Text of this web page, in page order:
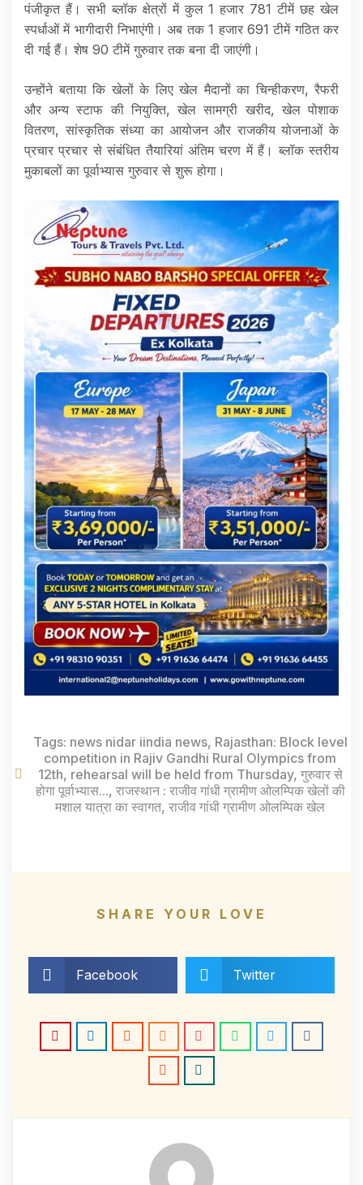
पंजीकृत हैं। सभी ब्लॉक क्षेत्रों में कुल 1 हजार 781 टीमें छह खेल
स्पर्धाओं में भागीदारी निभाएंगी। अब तक 1 हजार 691 टीमें गठित कर
दी गई हैं। शेष 90 टीमें गुरुवार तक बना दी जाएंगी।
उन्होंने बताया कि खेलों के लिए खेल मैदानों का चिन्हीकरण, रैफरी
और अन्य स्टाफ की नियुक्ति, खेल सामग्री खरीद, खेल पोशाक
वितरण, सांस्कृतिक संध्या का आयोजन और राजकीय योजनाओं के
प्रचार प्रचार से संबंधित तैयारियां अंतिम चरण में हैं। ब्लॉक स्तरीय
मुकाबलों का पूर्वाभ्यास गुरुवार से शुरू होगा।
Tags: news nidar iindia news, Rajasthan: Block level
competition in Rajiv Gandhi Rural Olympics from
12th, rehearsal will be held from Thursday, गुरुवार से
होगा पूर्वाभ्यास..., राजस्थान : राजीव गांधी ग्रामीण ओलम्पिक खेलों की
मशाल यात्रा का स्वागत, राजीव गांधी ग्रामीण ओलम्पिक खेल
SHARE YOUR LOVE
Facebook Twitter